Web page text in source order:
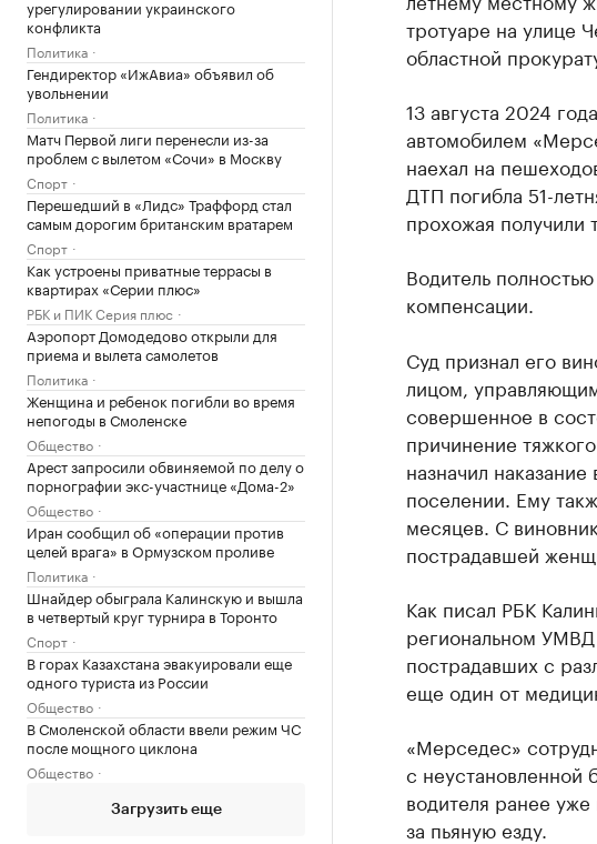
урегулировании украинского
конфликта
Политика
Гендиректор «ИжАвиа» объявил об
увольнении
Политика
Матч Первой лиги перенесли из-за
проблем с вылетом «Сочи» в Москву
Спорт
Перешедший в «Лидс» Траффорд стал
самым дорогим британским вратарем
Спорт
Как устроены приватные террасы в
квартирах «Серии плюс»
РБК и ПИК Серия плюс
Аэропорт Домодедово открыли для
приема и вылета самолетов
Политика
Женщина и ребенок погибли во время
непогоды в Смоленске
Общество
Арест запросили обвиняемой по делу о
порнографии экс-участнице «Дома-2»
Общество
Иран сообщил об «операции против
целей врага» в Ормузском проливе
Политика
Шнайдер обыграла Калинскую и вышла
в четвертый круг турнира в Торонто
Спорт
В горах Казахстана эвакуировали еще
одного туриста из России
Общество
В Смоленской области ввели режим ЧС
после мощного циклона
Общество
Загрузить еще
тротуаре на улице
областной
13 августа 2024
автомобилем
наехал на
ДТП погибла 51-
прохожая получили
Водитель
компенсации.
Суд признал его
лицом,
совершенное в
причинение
назначил
поселении. Ему
месяцев. С
пострадавшей
Как писал РБК
региональном УМВД
пострадавших с
еще один от
«Мерседес»
с неустановленной
водителя ранее
за пьяную езду.